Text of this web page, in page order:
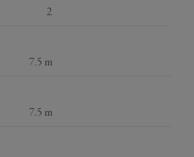
2
7.5 m
7.5 m